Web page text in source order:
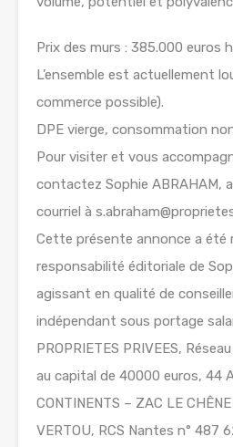
Prix des murs : 385.000 euros
L’ensemble est actuellement
commerce possible).
DPE vierge, consommation
Pour visiter et vous
contactez Sophie ABRAHAM,
courriel à
Cette présente annonce a été
responsabilité éditoriale de
agissant en qualité de
indépendant sous portage
PROPRIETES PRIVEES,
au capital de 40000 euros, 44
CONTINENTS – ZAC LE
VERTOU, RCS Nantes n° 487